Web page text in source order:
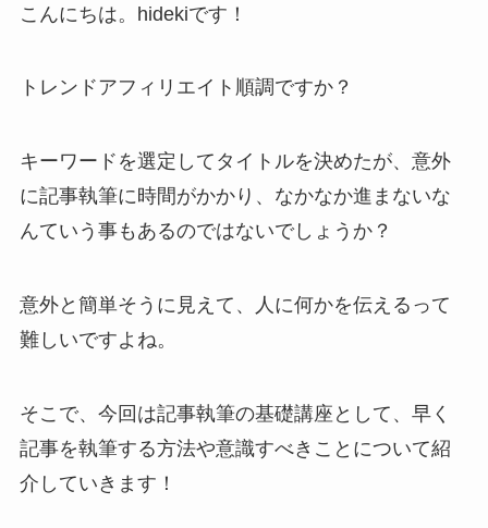
こんにちは。hidekiです！
トレンドアフィリエイト順調ですか？
キーワードを選定してタイトルを決めたが、意外
に記事執筆に時間がかかり、なかなか進まないな
んていう事もあるのではないでしょうか？
意外と簡単そうに見えて、人に何かを伝えるって
難しいですよね。
そこで、今回は記事執筆の基礎講座として、早く
記事を執筆する方法や意識すべきことについて紹
介していきます！